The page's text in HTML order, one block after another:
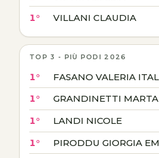
1° VILLANI CLAUDIA
TOP 3 - PIÙ PODI 2026
1° FASANO VALERIA
1° GRANDINETTI MARTA
1° LANDI NICOLE
1° PIRODDU GIORGIA